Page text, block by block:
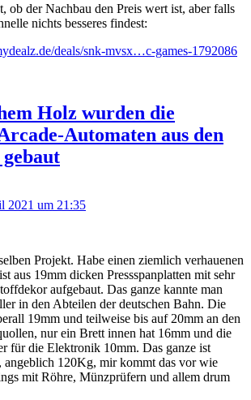
ob der Nachbau den Preis wert ist, aber falls
nichts besseres findest:
deals/snk-mvsx…c-games-1792086
Holz wurden die
Automaten aus den
2021 um 21:35
Projekt. Habe einen ziemlich verhauenen
aus 19mm dicken Pressspanplatten mit sehr
aufgebaut. Das ganze kannte man
in den Abteilen der deutschen Bahn. Die
19mm und teilweise bis auf 20mm an den
nur ein Brett innen hat 16mm und die
für die Elektronik 10mm. Das ganze ist
angeblich 120Kg, mir kommt das vor wie
mit Röhre, Münzprüfern und allem drum